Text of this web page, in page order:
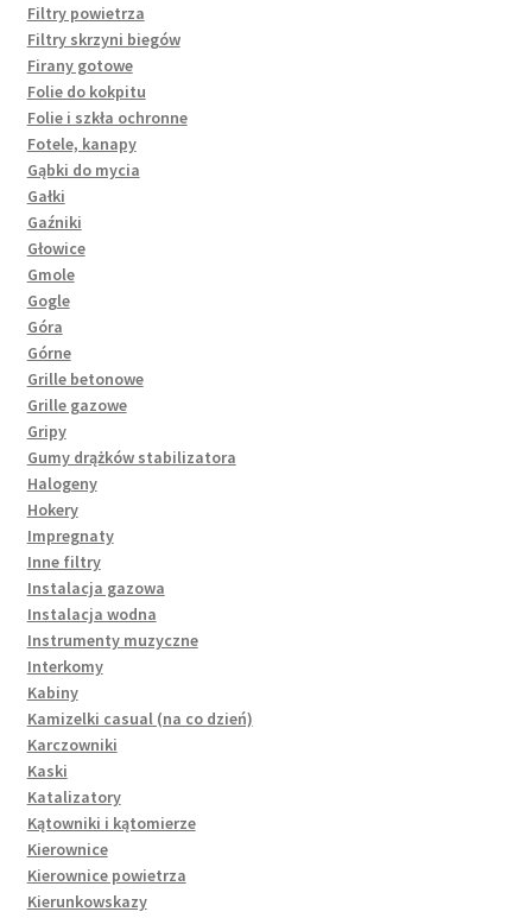
Filtry powietrza
Filtry skrzyni biegów
Firany gotowe
Folie do kokpitu
Folie i szkła ochronne
Fotele, kanapy
Gąbki do mycia
Gałki
Gaźniki
Głowice
Gmole
Gogle
Góra
Górne
Grille betonowe
Grille gazowe
Gripy
Gumy drążków stabilizatora
Halogeny
Hokery
Impregnaty
Inne filtry
Instalacja gazowa
Instalacja wodna
Instrumenty muzyczne
Interkomy
Kabiny
Kamizelki casual (na co dzień)
Karczowniki
Kaski
Katalizatory
Kątowniki i kątomierze
Kierownice
Kierownice powietrza
Kierunkowskazy